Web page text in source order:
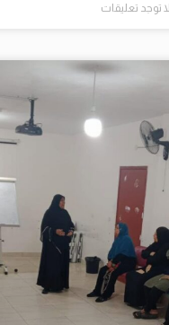
لا توجد تعليقات